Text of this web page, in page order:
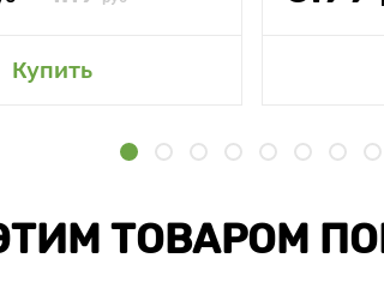
Купить
ТОВАРОМ